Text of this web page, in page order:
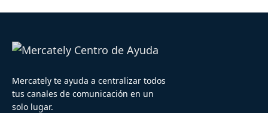
Mercately te ayuda a centralizar todos
tus canales de comunicación en un
solo lugar.